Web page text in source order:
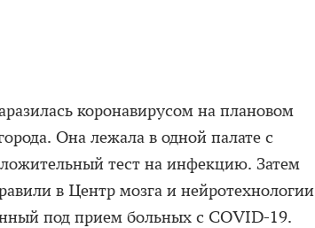
коронавирусом на плановом
Она лежала в одной палате с
тест на инфекцию. Затем
в Центр мозга и нейротехнологии
под прием больных с COVID-19.